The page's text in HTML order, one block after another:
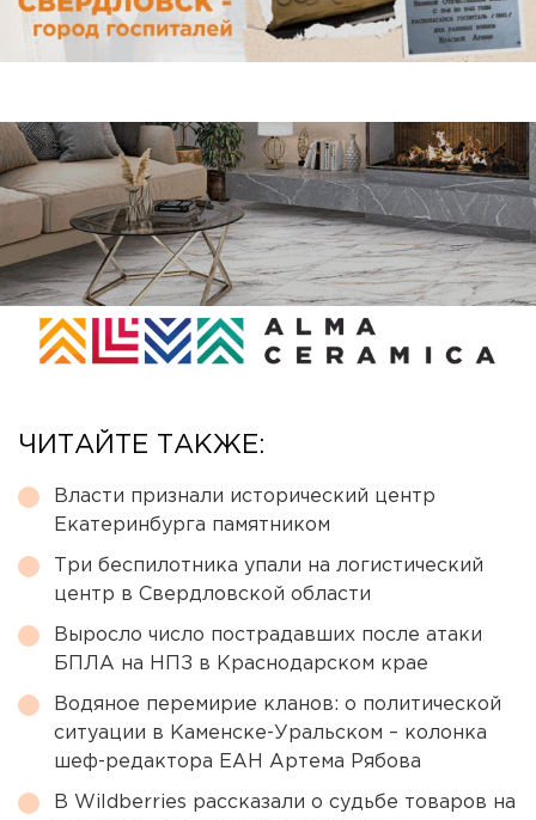
ЧИТАЙТЕ ТАКЖЕ:
Власти признали исторический центр
Екатеринбурга памятником
Три беспилотника упали на логистический
центр в Свердловской области
Выросло число пострадавших после атаки
БПЛА на НПЗ в Краснодарском крае
Водяное перемирие кланов: о политической
ситуации в Каменске-Уральском – колонка
шеф-редактора ЕАН Артема Рябова
В Wildberries рассказали о судьбе товаров на